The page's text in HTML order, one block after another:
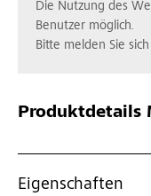
Die Nutzung des
Benutzer möglich.
Bitte melden Sie sich
Produktdetails
Eigenschaften